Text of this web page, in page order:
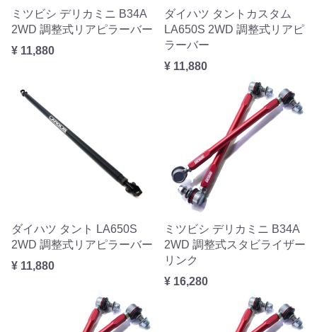
ミツビシ デリカミニ B34A
2WD 調整式リアピラーバー
¥ 11,880
ダイハツ タントカスタム
LA650S 2WD 調整式リアピ
ラーバー
¥ 11,880
ダイハツ タント LA650S
2WD 調整式リアピラーバー
¥ 11,880
ミツビシ デリカミニ B34A
2WD 調整式スタビライザー
リンク
¥ 16,280